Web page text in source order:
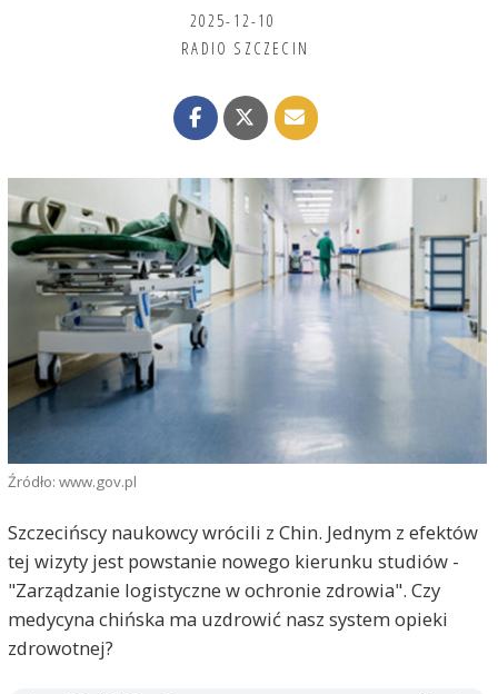
2025-12-10
RADIO SZCZECIN
Źródło: www.gov.pl
Szczecińscy naukowcy wrócili z Chin. Jednym z efektów
tej wizyty jest powstanie nowego kierunku studiów -
"Zarządzanie logistyczne w ochronie zdrowia". Czy
medycyna chińska ma uzdrowić nasz system opieki
zdrowotnej?